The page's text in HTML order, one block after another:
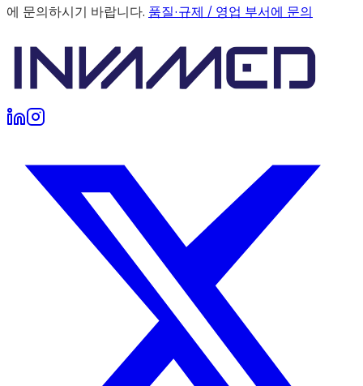
에 문의하시기 바랍니다. 품질·규제 / 영업 부서에 문의